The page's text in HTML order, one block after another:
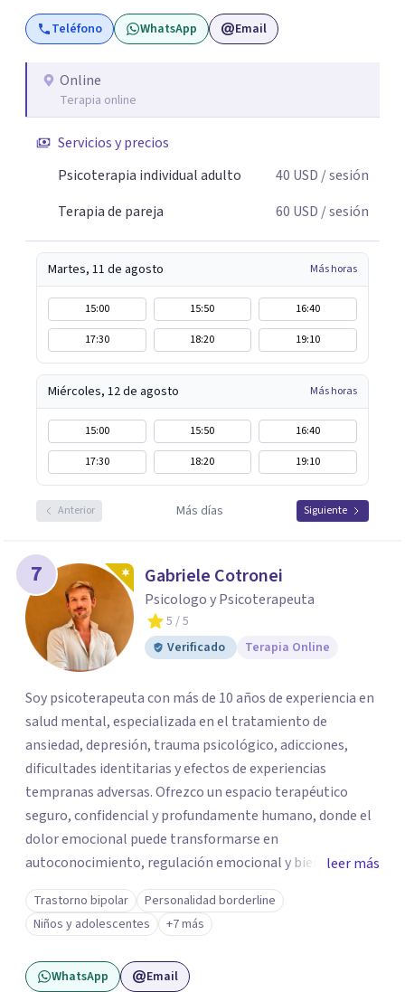
Teléfono WhatsApp Email
Online
Terapia online
Servicios y precios
Psicoterapia individual adulto
40 USD / sesión
Terapia de pareja
60 USD / sesión
Martes, 11 de agosto Más horas
15:00 15:50
16:40
17:30
18:20 19:10
Miércoles, 12 de agosto Más horas
15:00 15:50
16:40
17:30
18:20 19:10
Anterior Más días Siguiente
7 Gabriele Cotronei
Psicologo y Psicoterapeuta
5 / 5
Verificado
Terapia Online
Soy psicoterapeuta con más de 10 años de experiencia en
salud mental, especializada en el tratamiento de
ansiedad, depresión, trauma psicológico, adicciones,
dificultades identitarias y efectos de experiencias
tempranas adversas. Ofrezco un espacio terapéutico
seguro, confidencial y profundamente humano, donde el
dolor emocional puede transformarse en
autoconocimiento, regulación emocional y bienestar.
Trabajo desde un enfoque integrativo que combina
psicoanálisis, terapia somática y de trauma, psicología
corporal, Mentalization Based Therapy (MBT),
hipnoterapia y respiración neurodinámica, integrando
actualmente la Psicología Analítica Junguiana. Mi
leer más
Trastorno bipolar
Personalidad borderline
Niños y adolescentes
+7 más
WhatsApp Email